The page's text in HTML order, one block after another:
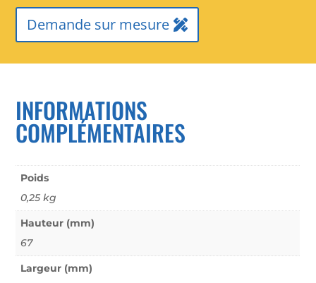
Demande sur mesure
INFORMATIONS
COMPLÉMENTAIRES
Poids
0,25 kg
Hauteur (mm)
67
Largeur (mm)